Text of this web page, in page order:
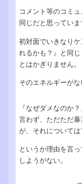
コメント等のコミ
同じだと思っていま
初対面でいきなり
れるかも？』と同
とはかぎりません。
そのエネルギーが
『なぜダメなのか
言わず、ただただ
が、それについては
というか理由を言
しようがない。